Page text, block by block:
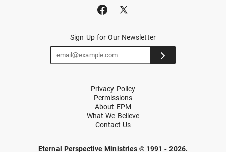
Sign Up for Our Newsletter
Privacy Policy
Permissions
About EPM
What We Believe
Contact Us
Eternal Perspective Ministries © 1991 - 2026.